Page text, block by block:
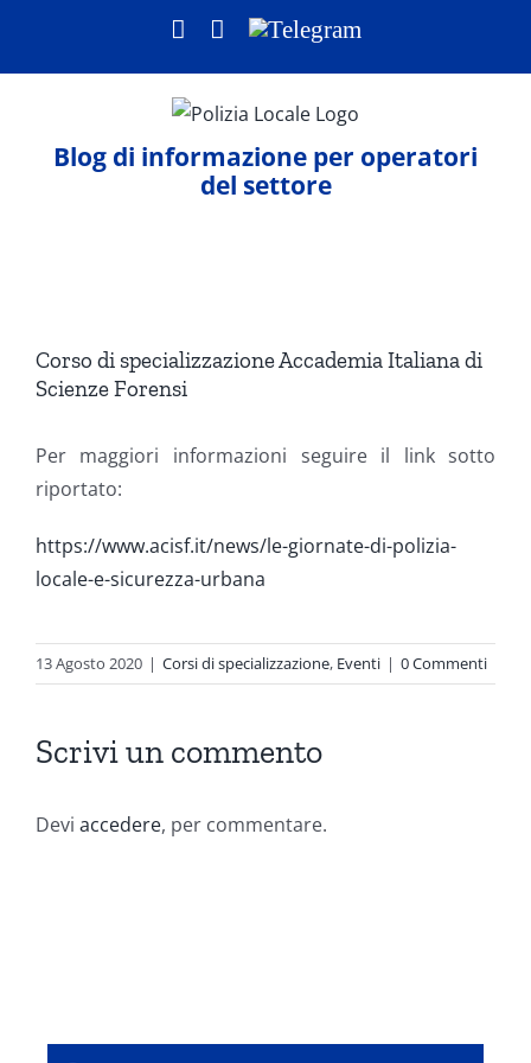
contenuto
Facebook
LinkedIn
Telegram
Blog di informazione per operatori
del settore
immagine
Corso di specializzazione Accademia Italiana di
Scienze Forensi
Per maggiori informazioni seguire il link sotto
riportato:
https://www.acisf.it/news/le-giornate-di-polizia-
locale-e-sicurezza-urbana
13 Agosto 2020 | Corsi di specializzazione, Eventi | 0 Commenti
Scrivi un commento
Devi accedere, per commentare.